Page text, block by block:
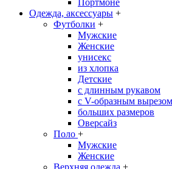
Портмоне
Одежда, аксессуары +
Футболки +
Мужские
Женские
унисекс
из хлопка
Детские
с длинным рукавом
с V-образным вырезом
больших размеров
Оверсайз
Поло +
Мужские
Женские
Верхняя одежда +